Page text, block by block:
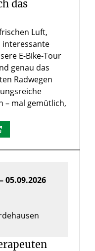
das
Luft,
interessante
E-Bike-Tour
genau das
Radwegen
– mal gemütlich,
– 05.09.2026